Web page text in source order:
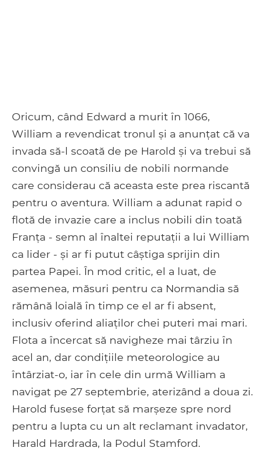
Oricum, când Edward a murit în 1066,
William a revendicat tronul și a anunțat că va
invada să-l scoată de pe Harold și va trebui să
convingă un consiliu de nobili normande
care considerau că aceasta este prea riscantă
pentru o aventura. William a adunat rapid o
flotă de invazie care a inclus nobili din toată
Franța - semn al înaltei reputații a lui William
ca lider - și ar fi putut câștiga sprijin din
partea Papei. În mod critic, el a luat, de
asemenea, măsuri pentru ca Normandia să
rămână loială în timp ce el ar fi absent,
inclusiv oferind aliaților chei puteri mai mari.
Flota a încercat să navigheze mai târziu în
acel an, dar condițiile meteorologice au
întârziat-o, iar în cele din urmă William a
navigat pe 27 septembrie, aterizând a doua zi.
Harold fusese forțat să marșeze spre nord
pentru a lupta cu un alt reclamant invadator,
Harald Hardrada, la Podul Stamford.